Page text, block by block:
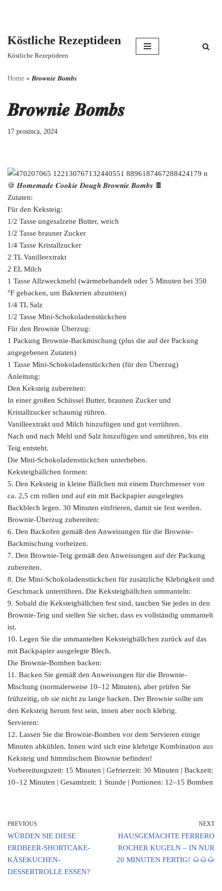
content
Köstliche Rezeptideen
Köstliche Rezeptideen
Home »𝑩𝒓𝒐𝒘𝒏𝒊𝒆 𝑩𝒐𝒎𝒃𝒔
𝑩𝒓𝒐𝒘𝒏𝒊𝒆 𝑩𝒐𝒎𝒃𝒔
17 prosinca, 2024
🍪 𝑯𝒐𝒎𝒆𝒎𝒂𝒅𝒆 𝑪𝒐𝒐𝒌𝒊𝒆 𝑫𝒐𝒖𝒈𝒉 𝑩𝒓𝒐𝒘𝒏𝒊𝒆 𝑩𝒐𝒎𝒃𝒔 🍫
Zutaten:
Für den Keksteig:
1/2 Tasse ungesalzene Butter, weich
1/2 Tasse brauner Zucker
1/4 Tasse Kristallzucker
2 TL Vanilleextrakt
2 EL Milch
1 Tasse Allzweckmehl (wärmebehandelt oder 5 Minuten bei 350
°F gebacken, um Bakterien abzutöten)
1/4 TL Salz
1/2 Tasse Mini-Schokoladenstückchen
Für den Brownie Überzug:
1 Packung Brownie-Backmischung (plus die auf der Packung
angegebenen Zutaten)
1 Tasse Mini-Schokoladenstückchen (für den Überzug)
Anleitung:
Den Keksteig zubereiten:
In einer großen Schüssel Butter, braunen Zucker und
Kristallzucker schaumig rühren.
Vanilleextrakt und Milch hinzufügen und gut verrühren.
Nach und nach Mehl und Salz hinzufügen und umrühren, bis ein
Teig entsteht.
Die Mini-Schokoladenstückchen unterheben.
Keksteigbällchen formen:
5. Den Keksteig in kleine Bällchen mit einem Durchmesser von
ca. 2,5 cm rollen und auf ein mit Backpapier ausgelegtes
Backblech legen. 30 Minuten einfrieren, damit sie fest werden.
Brownie-Überzug zubereiten:
6. Den Backofen gemäß den Anweisungen für die Brownie-
Backmischung vorheizen.
7. Den Brownie-Teig gemäß den Anweisungen auf der Packung
zubereiten.
8. Die Mini-Schokoladenstückchen für zusätzliche Klebrigkeit und
Geschmack unterrühren. Die Keksteigbällchen ummanteln:
9. Sobald die Keksteigbällchen fest sind, tauchen Sie jedes in den
Brownie-Teig und stellen Sie sicher, dass es vollständig ummantelt
ist.
10. Legen Sie die ummantelten Keksteigbällchen zurück auf das
mit Backpapier ausgelegte Blech.
Die Brownie-Bomben backen:
11. Backen Sie gemäß den Anweisungen für die Brownie-
Mischung (normalerweise 10–12 Minuten), aber prüfen Sie
frühzeitig, ob sie nicht zu lange backen. Der Brownie sollte um
den Keksteig herum fest sein, innen aber noch klebrig.
Servieren:
12. Lassen Sie die Brownie-Bomben vor dem Servieren einige
Minuten abkühlen. Innen wird sich eine klebrige Kombination aus
Keksteig und himmlischem Brownie befinden!
Vorbereitungszeit: 15 Minuten | Gefrierzeit: 30 Minuten | Backzeit:
10–12 Minuten | Gesamtzeit: 1 Stunde | Portionen: 12–15 Bomben
PREVIOUS
WÜRDEN SIE DIESE
ERDBEER-SHORTCAKE-
KÄSEKUCHEN-
DESSERTROLLE ESSEN?
NEXT
HAUSGEMACHTE FERRERO
ROCHER KUGELN – IN NUR
20 MINUTEN FERTIG! 🌰🌰🌰